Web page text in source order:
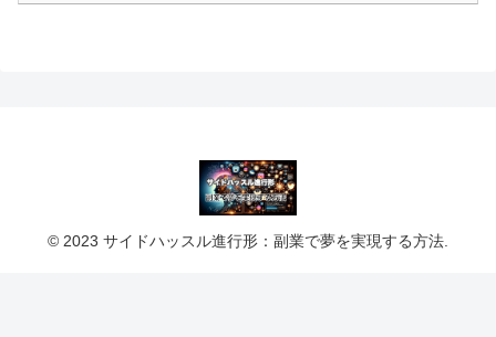
© 2023 サイドハッスル進行形：副業で夢を実現する方法.